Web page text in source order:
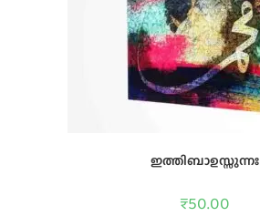
ഇത്തിബാഉസ്സുന്നഃ
₹50.00